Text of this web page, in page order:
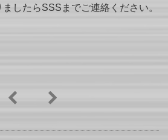
したらSSSまでご連絡ください。